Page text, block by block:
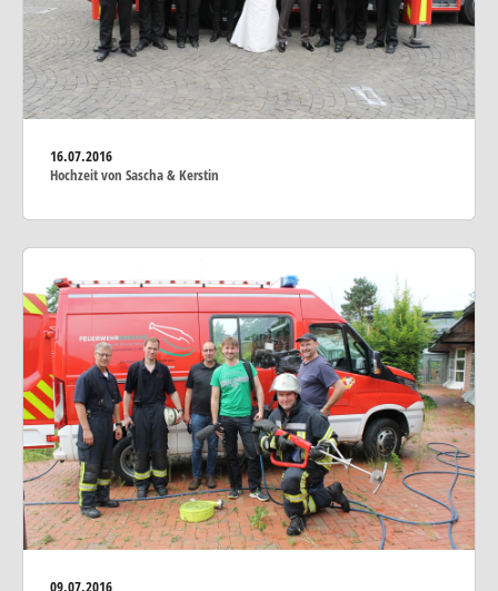
16.07.2016
Hochzeit von Sascha & Kerstin
09.07.2016